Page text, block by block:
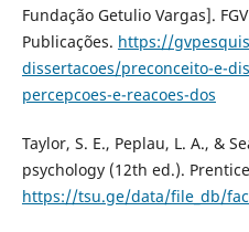
Fundação Getulio Vargas].
Publicações. https://
dissertacoes/preconceito-e-
percepcoes-e-reacoes-dos
Taylor, S. E., Peplau, L. A., &
psychology (12th ed.).
https://tsu.ge/data/file_db/